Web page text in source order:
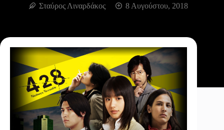
Σταύρος Λιναρδάκος 8 Αυγούστου, 2018